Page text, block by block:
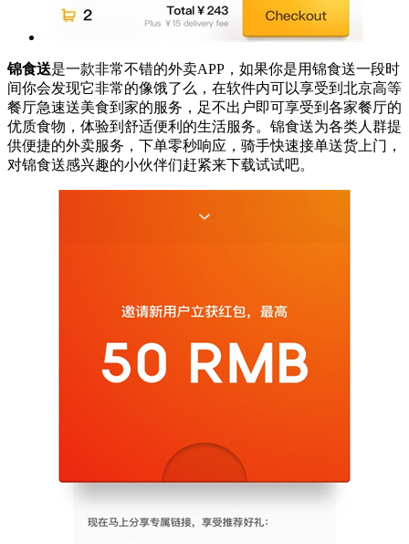
锦食送是一款非常不错的外卖APP，如果你是用锦食送一段时
间你会发现它非常的像饿了么，在软件内可以享受到北京高等
餐厅急速送美食到家的服务，足不出户即可享受到各家餐厅的
优质食物，体验到舒适便利的生活服务。锦食送为各类人群提
供便捷的外卖服务，下单零秒响应，骑手快速接单送货上门，
对锦食送感兴趣的小伙伴们赶紧来下载试试吧。